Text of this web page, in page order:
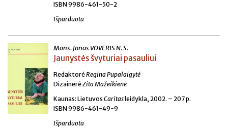
ISBN 9986-461-50-2
Išparduota
Mons. Jonas VOVERIS N. S.
Jaunystės švyturiai pasauliui
RedaktorėRegina Pupalaigytė
DizainerėZita Mažeikienė
Kaunas: Lietuvos Caritas leidykla, 2002. – 207 p.
ISBN 9986-461-49-9
Išparduota